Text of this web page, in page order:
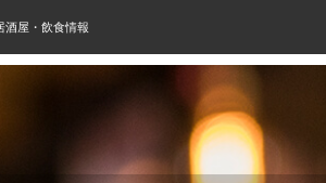
酒屋・飲食情報